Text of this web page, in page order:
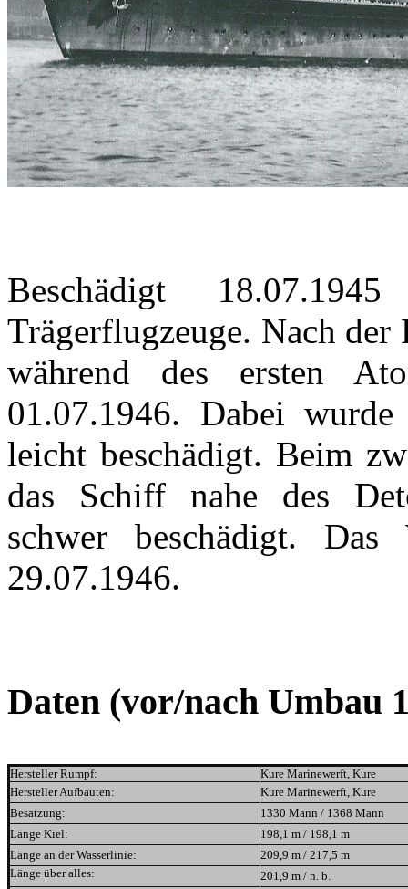
Beschädigt
Trägerflugzeuge. Nach
während des ersten
01.07.1946. Dabei
leicht beschädigt. Beim
das Schiff nahe des
schwer beschädigt.
29.07.1946.
Daten (vor/nach Umbau
Hersteller Rumpf:
Kure Marinewerft, Kure
Hersteller Aufbauten:
Kure Marinewerft, Kure
Besatzung:
1330 Mann / 1368 Mann
Länge Kiel:
198,1 m / 198,1 m
Länge an der Wasserlinie:
209,9 m / 217,5 m
Länge über alles:
201,9 m / n. b.